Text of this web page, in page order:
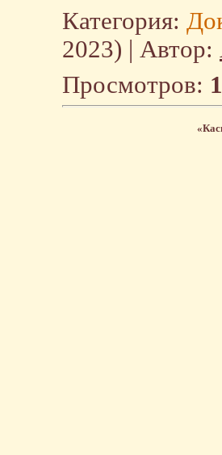
Категория:
2023) | Автор:
Просмотров: